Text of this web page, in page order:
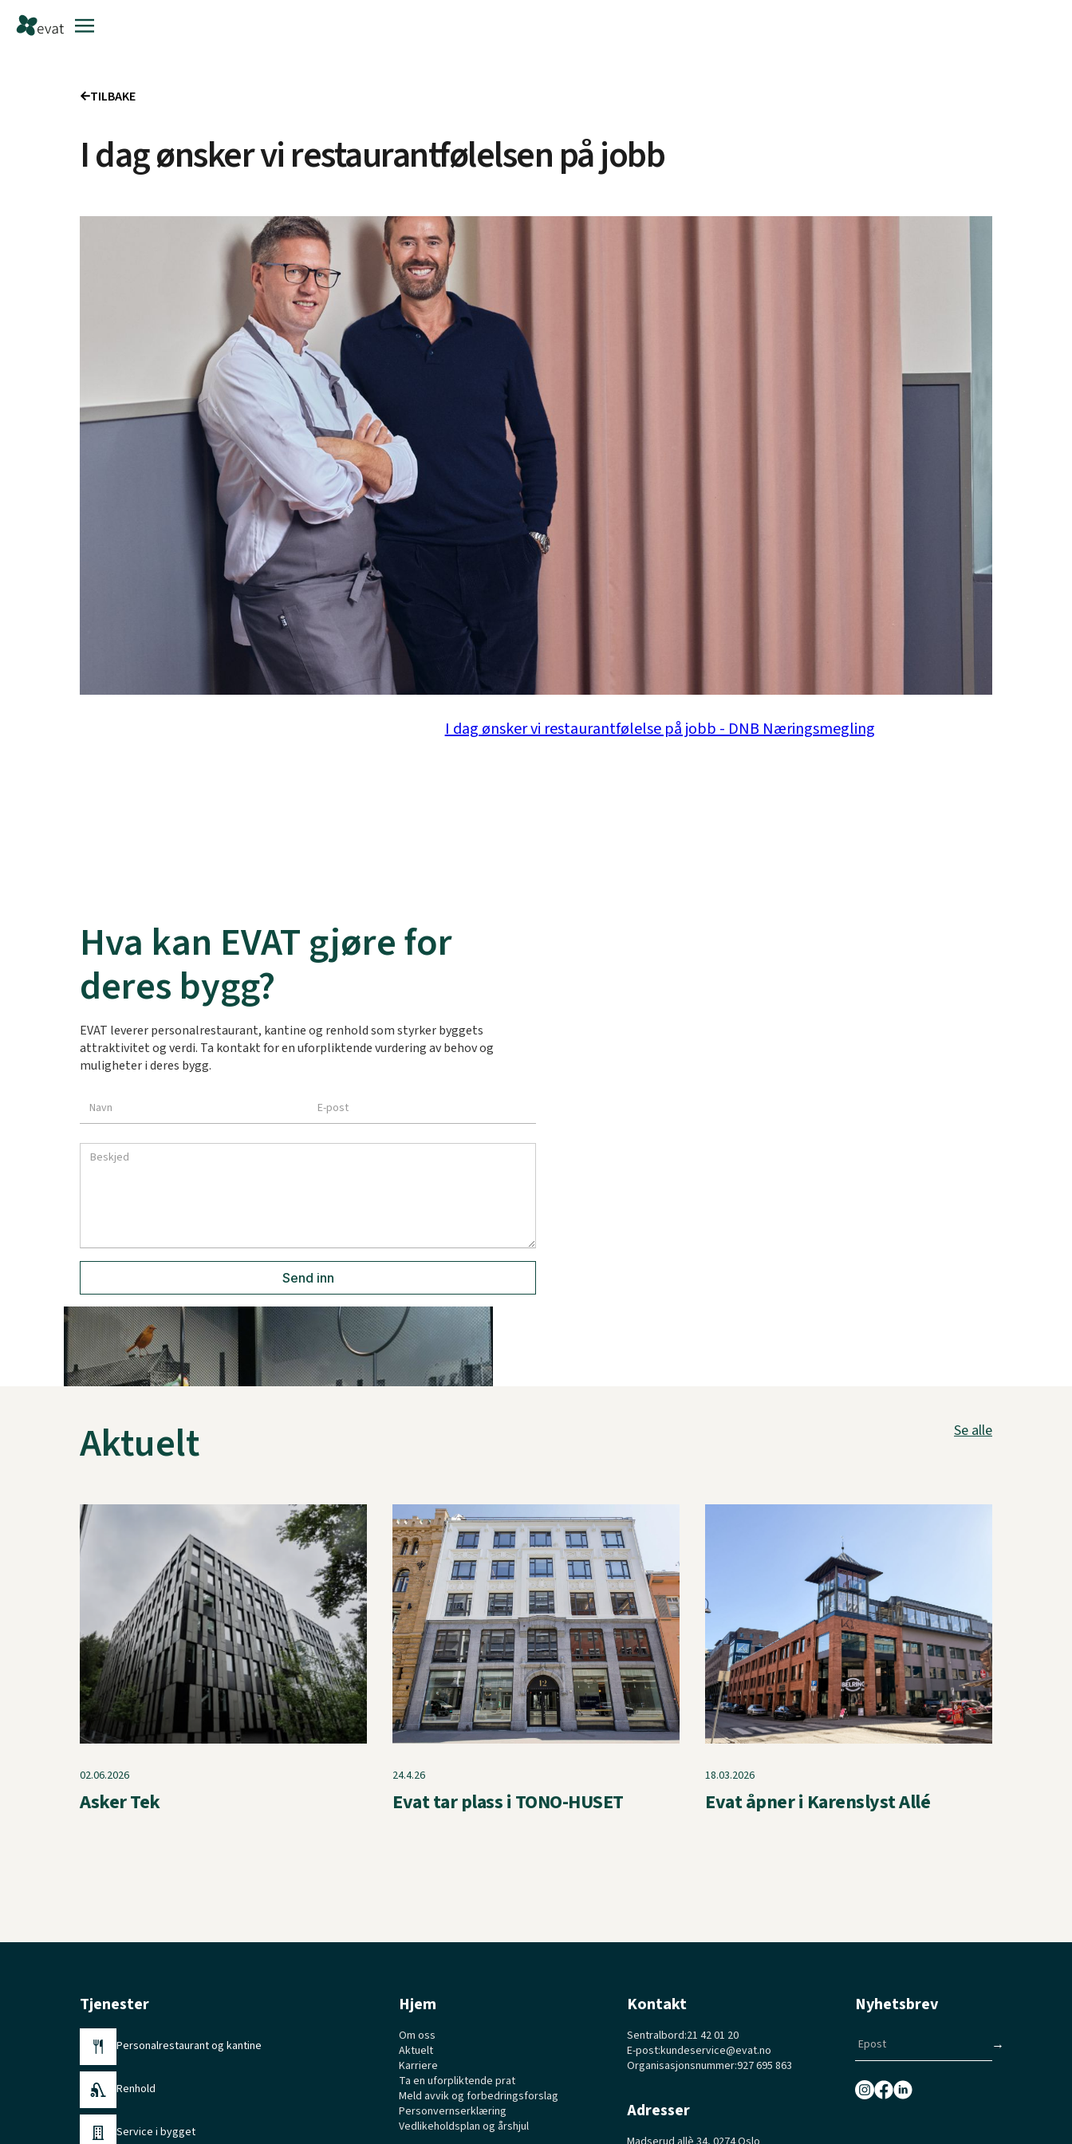
TILBAKE
I dag ønsker vi restaurantfølelsen på jobb
I dag ønsker vi restaurantfølelse på jobb - DNB Næringsmegling
Hva kan EVAT gjøre for
deres bygg?
EVAT leverer personalrestaurant, kantine og renhold som styrker byggets
attraktivitet og verdi. Ta kontakt for en uforpliktende vurdering av behov og
muligheter i deres bygg.
Aktuelt Se alle
02.06.2026
Asker Tek
24.4.26
Evat tar plass i TONO-HUSET
18.03.2026
Evat åpner i Karenslyst Allé
Tjenester
Personalrestaurant og kantine
Renhold
Service i bygget
Hjem
Om oss
Aktuelt
Karriere
Ta en uforpliktende prat
Meld avvik og forbedringsforslag
Personvernserklæring
Vedlikeholdsplan og årshjul
Kontakt
Sentralbord:21 42 01 20
E-post:kundeservice@evat.no
Organisasjonsnummer:927 695 863
Adresser
Nyhetsbrev